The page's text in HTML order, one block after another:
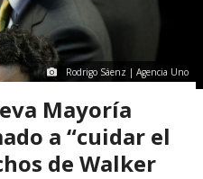
Rodrigo Sáenz | Agencia Uno
Mayoría
a “cuidar el
de Walker